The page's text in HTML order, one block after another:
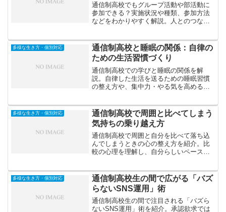
通信制高校でもグループ活動や部活動に
参加できる？実施状況や種類、参加方法
などをわかりやすく解説。人とのつなが
多様な生き方・個別対応
通信制高校と睡眠の関係：自律の
ための生活習慣づくり
通信制高校での学びと睡眠の関係を解
説。自律した生活を送るための睡眠習慣
の整え方や、集中力・やる気を高めるた
多様な生き方・個別対応
通信制高校で周囲と比べてしまう
気持ちの乗り越え方
通信制高校で周囲と自分を比べて落ち込
んでしまうときの心の整え方を紹介。比
較の心理を理解し、自分らしいペースを
多様な生き方・個別対応
通信制高校生の間で広がる「バズ
らないSNS運用」術
通信制高校生の間で注目される「バズら
ないSNS運用」術を紹介。承認欲求では